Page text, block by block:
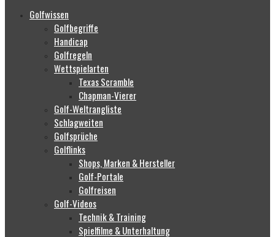
Golfwissen
Golfbegriffe
Handicap
Golfregeln
Wettspielarten
Texas Scramble
Chapman-Vierer
Golf-Weltrangliste
Schlagweiten
Golfsprüche
Golflinks
Shops, Marken & Hersteller
Golf-Portale
Golfreisen
Golf-Videos
Technik & Training
Spielfilme & Unterhaltung